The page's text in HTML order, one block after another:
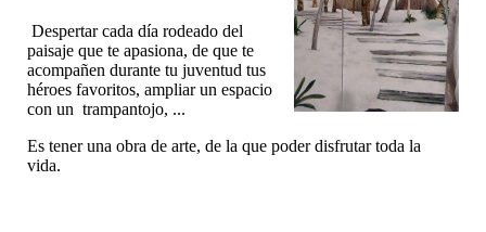
Despertar cada día rodeado del
paisaje que te apasiona, de que te
acompañen durante tu juventud tus
héroes favoritos, ampliar un espacio
con un trampantojo, ...
Es tener una obra de arte, de la que poder disfrutar toda la
vida.